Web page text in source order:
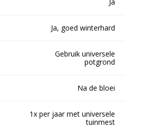
Ja, goed winterhard
Gebruik universele
potgrond
Na de bloei
1x per jaar met universele
tuinmest